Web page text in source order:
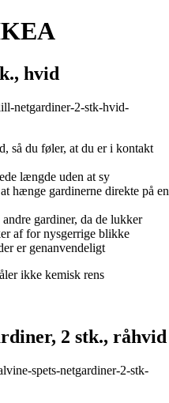
hvid
netgardiner-2-stk-hvid-
så du føler, at du er i kontakt
længde uden at sy
hænge gardinerne direkte på en
gardiner, da de lukker
af for nysgerrige blikke
er genanvendeligt
ikke kemisk rens
2 stk., råhvid
spets-netgardiner-2-stk-